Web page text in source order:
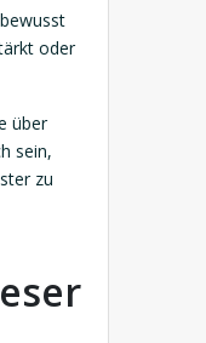
oder
über
sein,
zu